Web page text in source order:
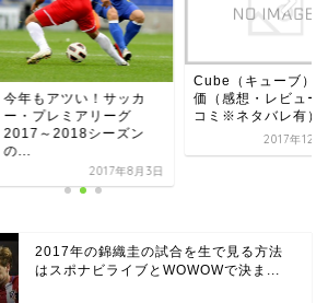
Cube（キューブ）の評
価（感想・レビュー・口
コミ※ネタバレ有）
2017年12月22日
熱い戦いが始ま
ミアリーグ開幕
ード5戦
2017年の錦織圭の試合を生で見る方法
はスポナビライブとWOWOWで決ま...